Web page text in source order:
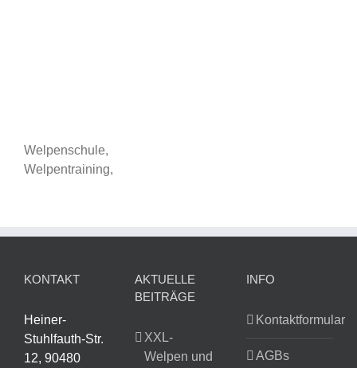
Welpenschule,
Welpentraining,
KONTAKT
Heiner-
Stuhlfauth-Str.
12, 90480
AKTUELLE
BEITRÄGE
XXL-
Welpen und
INFO
Kontaktformular
AGBs